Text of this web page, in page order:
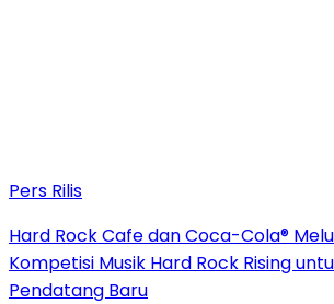
Pers Rilis
Hard Rock Cafe dan Coca-Cola®
Kompetisi Musik Hard Rock Rising
Pendatang Baru